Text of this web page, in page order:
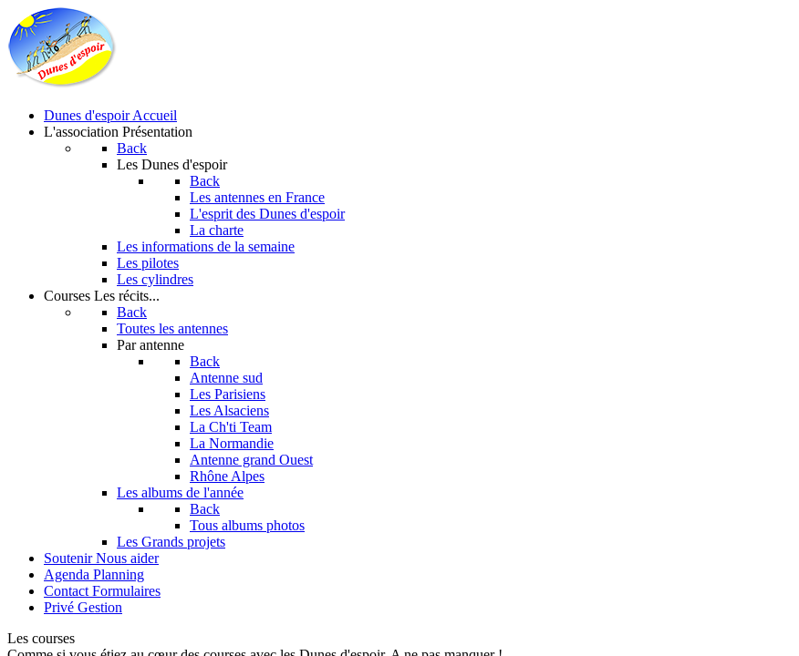
Dunes d'espoir Accueil
L'association Présentation
Back
Les Dunes d'espoir
Back
Les antennes en France
L'esprit des Dunes d'espoir
La charte
Les informations de la semaine
Les pilotes
Les cylindres
Courses Les récits...
Back
Toutes les antennes
Par antenne
Back
Antenne sud
Les Parisiens
Les Alsaciens
La Ch'ti Team
La Normandie
Antenne grand Ouest
Rhône Alpes
Les albums de l'année
Back
Tous albums photos
Les Grands projets
Soutenir Nous aider
Agenda Planning
Contact Formulaires
Privé Gestion
Les courses